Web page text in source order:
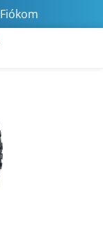
Fiókom